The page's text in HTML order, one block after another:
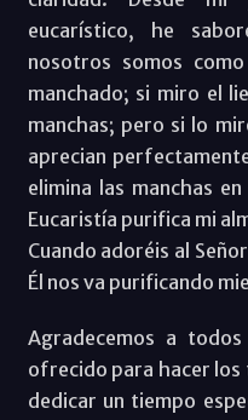
eucarístico, he
nosotros somos
manchado; si miro el
manchas; pero si lo
aprecian
elimina las manchas
Eucaristía purifica mi
Cuando adoréis al
Él nos va purificando
Agradecemos a
ofrecido para hacer los
dedicar un tiempo